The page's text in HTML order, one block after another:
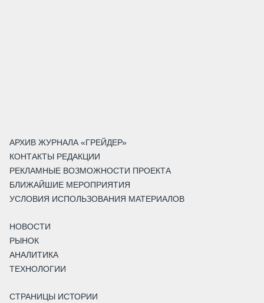
АРХИВ ЖУРНАЛА «ГРЕЙДЕР»
КОНТАКТЫ РЕДАКЦИИ
РЕКЛАМНЫЕ ВОЗМОЖНОСТИ ПРОЕКТА
БЛИЖАЙШИЕ МЕРОПРИЯТИЯ
УСЛОВИЯ ИСПОЛЬЗОВАНИЯ МАТЕРИАЛОВ
НОВОСТИ
РЫНОК
АНАЛИТИКА
ТЕХНОЛОГИИ
СТРАНИЦЫ ИСТОРИИ